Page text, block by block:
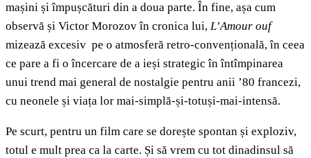
mașini și împușcături din a doua parte. În fine, așa cum
observă și Victor Morozov în cronica lui, L’Amour ouf
mizează excesiv pe o atmosferă retro-convențională, în ceea
ce pare a fi o încercare de a ieși strategic în întîmpinarea
unui trend mai general de nostalgie pentru anii ’80 francezi,
cu neonele și viața lor mai-simplă-și-totuși-mai-intensă.
Pe scurt, pentru un film care se dorește spontan și exploziv,
totul e mult prea ca la carte. Și să vrem cu tot dinadinsul să